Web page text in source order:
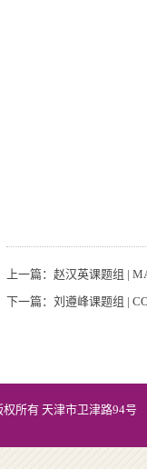
上一篇： 赵汉英课题组 |
下一篇： 刘遵峰课题组 |
所有 天津市卫津路94号